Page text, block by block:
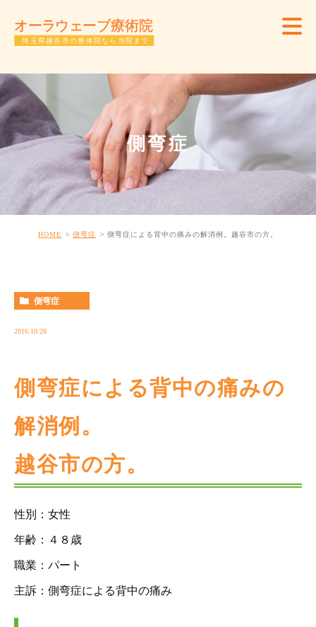
側弯症
HOME 側弯症 側弯症による背中の痛みの解消例。越谷市の方。
側弯症
2016.10.28
側弯症による背中の痛みの
解消例。
越谷市の方。
性別：女性
年齢：４８歳
職業：パート
主訴：側弯症による背中の痛み